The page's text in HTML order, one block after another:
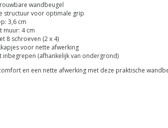
wandbeugel
structuur voor optimale grip
3,6 cm
muur: 4 cm
8 schroeven (2 x 4)
voor nette afwerking
inbegrepen (afhankelijk van ondergrond)
en een nette afwerking met deze praktische